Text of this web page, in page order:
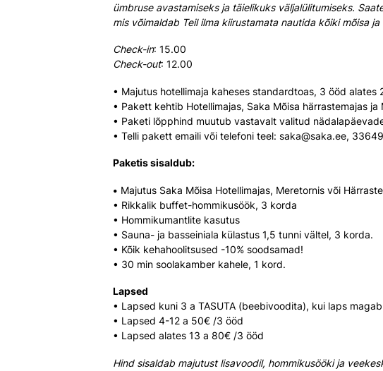
ümbruse avastamiseks ja täielikuks väljalülitumiseks.
mis võimaldab Teil ilma kiirustamata nautida kõiki mõisa
Check-in: 15.00
Check-out: 12.00
• Majutus hotellimaja kaheses standardtoas, 3 ööd alates
• Pakett kehtib Hotellimajas, Saka Mõisa härrastemajas ja
• Paketi lõpphind muutub vastavalt valitud
• Telli pakett emaili või telefoni teel: saka@saka.ee,
Paketis sisaldub:
• Majutus Saka Mõisa Hotellimajas, Meretornis või
• Rikkalik buffet-hommikusöök, 3 korda
• Hommikumantlite kasutus
• Sauna- ja basseiniala külastus 1,5 tunni vältel, 3 korda.
• Kõik kehahoolitsused -10% soodsamad!
• 30 min soolakamber kahele, 1 kord.
Lapsed
• Lapsed kuni 3 a TASUTA (beebivoodita), kui laps
• Lapsed 4-12 a 50€ /3 ööd
• Lapsed alates 13 a 80€ /3 ööd
Hind sisaldab majutust lisavoodil, hommikusööki ja